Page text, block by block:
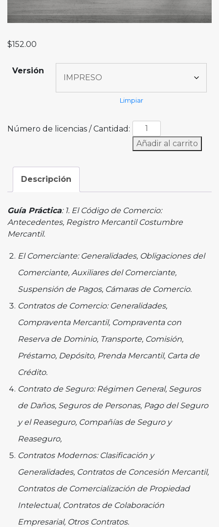
$152.00
Versión
Limpiar
Número de licencias / Cantidad:
Añadir al carrito
Descripción
Guía Práctica: 1. El Código de Comercio:
Antecedentes, Registro Mercantil Costumbre
Mercantil.
El Comerciante: Generalidades, Obligaciones del
Comerciante, Auxiliares del Comerciante,
Suspensión de Pagos, Cámaras de Comercio.
Contratos de Comercio: Generalidades,
Compraventa Mercantil, Compraventa con
Reserva de Dominio, Transporte, Comisión,
Préstamo, Depósito, Prenda Mercantil, Carta de
Crédito.
Contrato de Seguro: Régimen General, Seguros
de Daños, Seguros de Personas, Pago del Seguro
y el Reaseguro, Compañías de Seguro y
Reaseguro,
Contratos Modernos: Clasificación y
Generalidades, Contratos de Concesión Mercantil,
Contratos de Comercialización de Propiedad
Intelectual, Contratos de Colaboración
Empresarial, Otros Contratos.